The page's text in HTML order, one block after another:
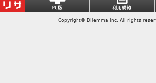
Copyright© Dilemma Inc. All rights